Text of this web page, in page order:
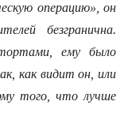
операцию», он
безгранична.
ему было
как видит он, или
того, что лучше